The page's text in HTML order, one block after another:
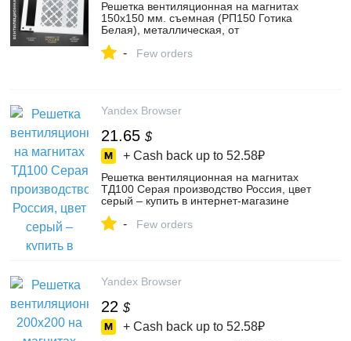
Решетка вентиляционная на магнитах
150x150 мм. съемная (РП150 Готика
Белая), металлическая, от
купить в интернет-магазине Родфер на
- Few orders
Yandex Browser
21.65 $
+ Cash back up to 52.58₽
Решетка вентиляционная на магнитах
ТД100 Серая производство Россия, цвет
серый – купить в интернет-магазине
4493382486
- Few orders
Yandex Browser
22 $
+ Cash back up to 52.58₽